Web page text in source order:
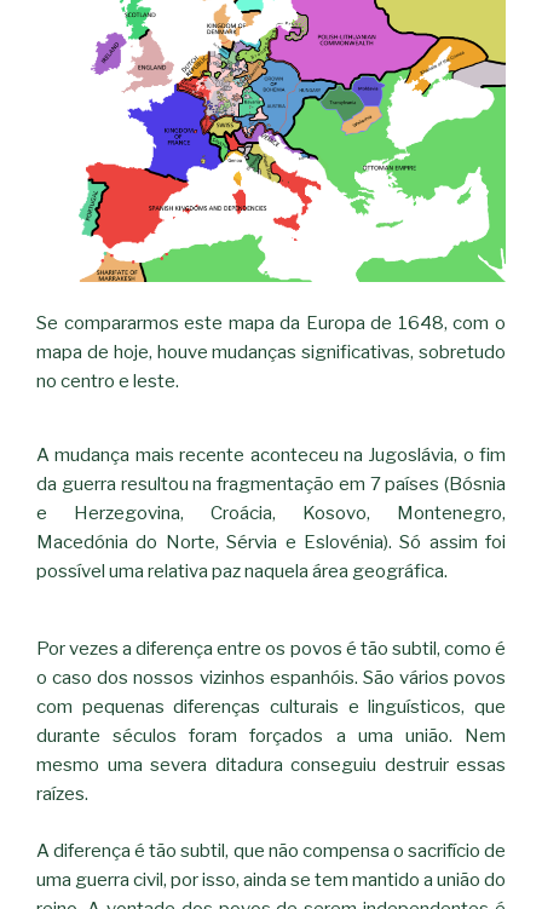
Se compararmos este mapa da Europa de 1648, com o
mapa de hoje, houve mudanças significativas, sobretudo
no centro e leste.
A mudança mais recente aconteceu na Jugoslávia, o fim
da guerra resultou na fragmentação em 7 países (Bósnia
e Herzegovina, Croácia, Kosovo, Montenegro,
Macedónia do Norte, Sérvia e Eslovénia). Só assim foi
possível uma relativa paz naquela área geográfica.
Por vezes a diferença entre os povos é tão subtil, como é
o caso dos nossos vizinhos espanhóis. São vários povos
com pequenas diferenças culturais e linguísticos, que
durante séculos foram forçados a uma união. Nem
mesmo uma severa ditadura conseguiu destruir essas
raízes.
A diferença é tão subtil, que não compensa o sacrifício de
uma guerra civil, por isso, ainda se tem mantido a união do